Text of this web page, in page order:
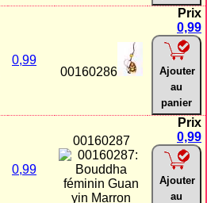
0,99
00160286
Prix
0,99
Ajouter
au
panier
0,99
00160287
Prix
0,99
Ajouter
au